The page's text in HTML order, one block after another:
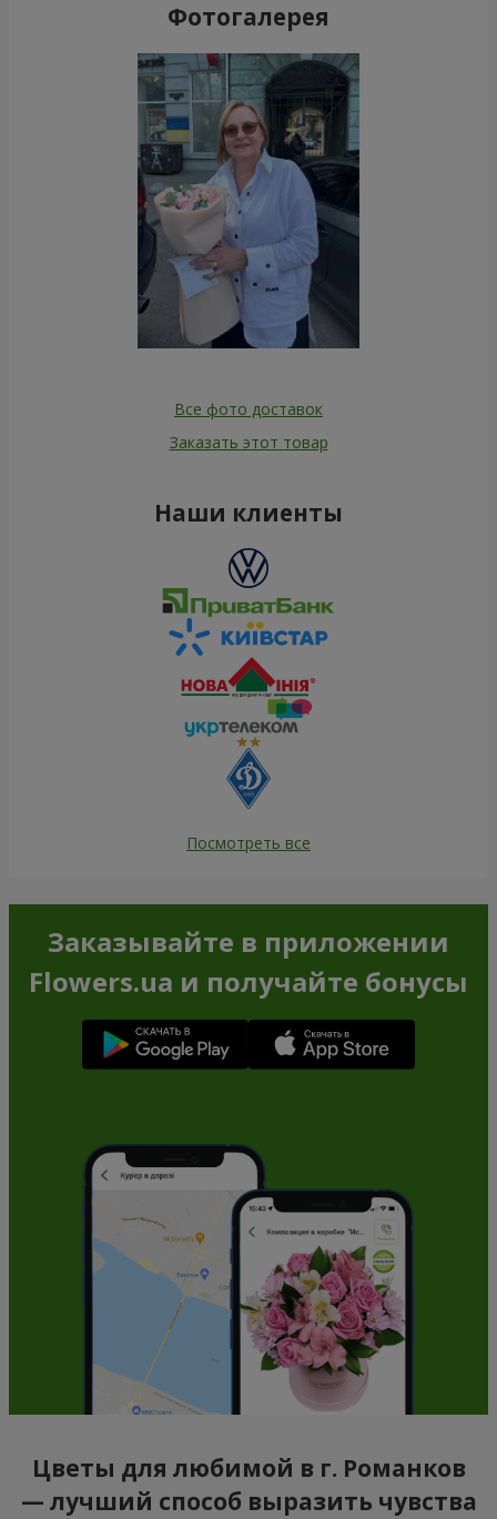
Фотогалерея
Все фото доставок
Заказать этот товар
Наши клиенты
Посмотреть все
Заказывайте в приложении
Flowers.ua и получайте бонусы
Цветы для любимой в г. Романков
— лучший способ выразить чувства